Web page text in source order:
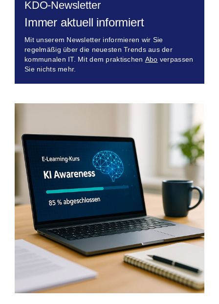
KDO-Newsletter
Immer aktuell informiert
Mit unserem Newsletter informieren wir Sie
regelmäßig über die neuesten Trends aus der
kommunalen IT. Mit dem praktischen Abo verpassen
Sie nichts mehr.